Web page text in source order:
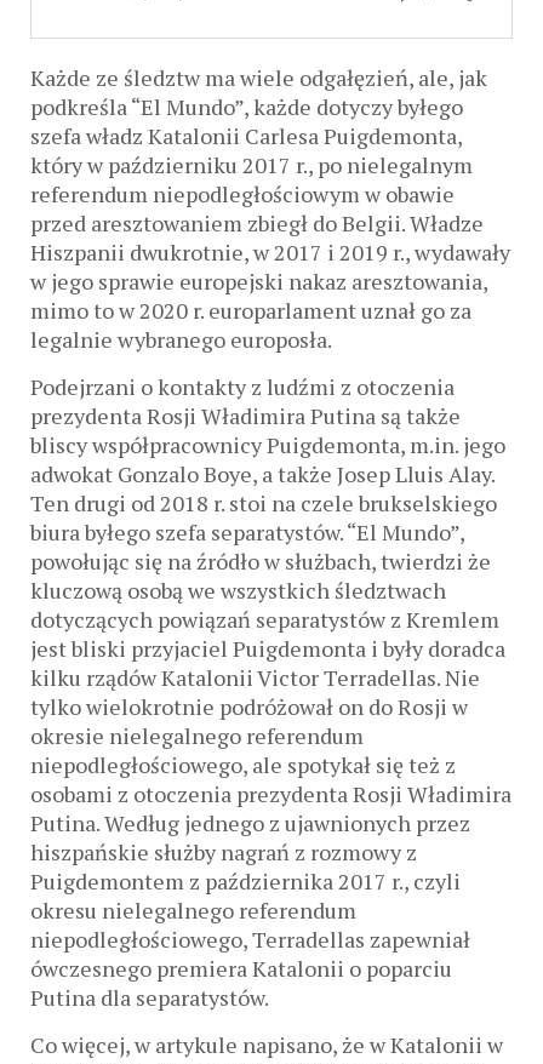
Każde ze śledztw ma wiele odgałęzień, ale, jak
podkreśla “El Mundo”, każde dotyczy byłego
szefa władz Katalonii Carlesa Puigdemonta,
który w październiku 2017 r., po nielegalnym
referendum niepodległościowym w obawie
przed aresztowaniem zbiegł do Belgii. Władze
Hiszpanii dwukrotnie, w 2017 i 2019 r., wydawały
w jego sprawie europejski nakaz aresztowania,
mimo to w 2020 r. europarlament uznał go za
legalnie wybranego europosła.
Podejrzani o kontakty z ludźmi z otoczenia
prezydenta Rosji Władimira Putina są także
bliscy współpracownicy Puigdemonta, m.in. jego
adwokat Gonzalo Boye, a także Josep Lluis Alay.
Ten drugi od 2018 r. stoi na czele brukselskiego
biura byłego szefa separatystów. “El Mundo”,
powołując się na źródło w służbach, twierdzi że
kluczową osobą we wszystkich śledztwach
dotyczących powiązań separatystów z Kremlem
jest bliski przyjaciel Puigdemonta i były doradca
kilku rządów Katalonii Victor Terradellas. Nie
tylko wielokrotnie podróżował on do Rosji w
okresie nielegalnego referendum
niepodległościowego, ale spotykał się też z
osobami z otoczenia prezydenta Rosji Władimira
Putina. Według jednego z ujawnionych przez
hiszpańskie służby nagrań z rozmowy z
Puigdemontem z października 2017 r., czyli
okresu nielegalnego referendum
niepodległościowego, Terradellas zapewniał
ówczesnego premiera Katalonii o poparciu
Putina dla separatystów.
Co więcej, w artykule napisano, że w Katalonii w